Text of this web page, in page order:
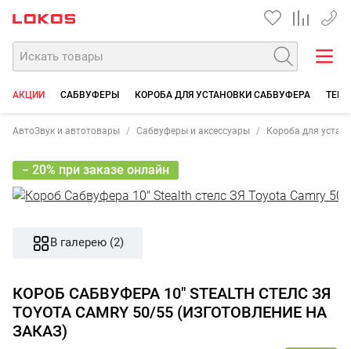
+7
АКЦИИ САБВУФЕРЫ КОРОБА ДЛЯ УСТАНОВКИ САБВУФЕРА
АвтоЗвук и автотовары Сабвуферы и аксессуары Короба для
− 20% при заказе онлайн
В галерею (2)
КОРОБ САБВУФЕРА 10" STEALTH СТЕЛС ЗЯ
TOYOTA CAMRY 50/55 (ИЗГОТОВЛЕНИЕ НА
ЗАКАЗ)